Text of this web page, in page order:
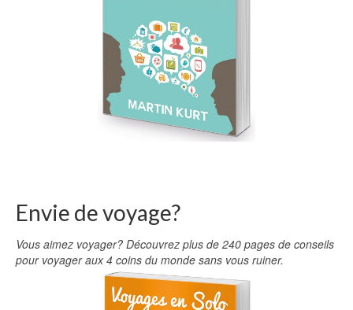
Envie de voyage?
Vous aimez voyager? Découvrez plus de 240 pages de conseils
pour voyager aux 4 coins du monde sans vous ruiner.